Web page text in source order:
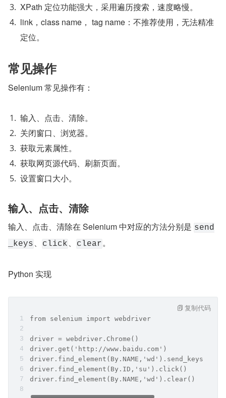
XPath 定位功能强大，采用遍历搜索，速度略慢。
link，class name， tag name：不推荐使用，无法精准
定位。
常见操作
Selenium 常见操作有：
输入、点击、清除。
关闭窗口、浏览器。
获取元素属性。
获取网页源代码、刷新页面。
设置窗口大小。
输入、点击、清除
输入、点击、清除在 Selenium 中对应的方法分别是 send
_keys 、 click 、 clear。
Python 实现
from selenium import webdriver
driver = webdriver.Chrome()
driver.get('http://www.baidu.com')
driver.find_element(By.NAME,'wd').send_keys('霍格
driver.find_element(By.ID,'su').click()
driver.find_element(By.NAME,'wd').clear()
复制代码